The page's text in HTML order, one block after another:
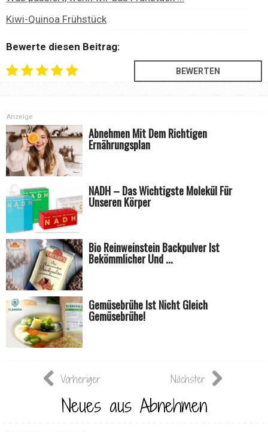
Kiwi-Quinoa Frühstück
Bewerte diesen Beitrag:
Abnehmen Mit Dem Richtigen
Ernährungsplan
Anzeige
NADH – Das Wichtigste Molekül Für
Unseren Körper
Bio Reinweinstein Backpulver Ist
Bekömmlicher Und ...
Gemüsebrühe Ist Nicht Gleich
Gemüsebrühe!
Vorheriger Nächster
Neues aus Abnehmen